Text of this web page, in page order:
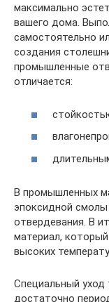
максимально
вашего дома.
самостоятельно
создания
промышленные
отличается:
В промышленных
эпоксидной смолы
отвердевания. В
материал,
высоких
Специальный уход
достаточно